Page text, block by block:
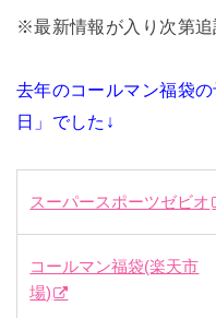
※最新情報が入り次第追
去年のコールマン福袋
日」でした↓
スーパースポーツゼビオ
コールマン福袋(楽天市
場)